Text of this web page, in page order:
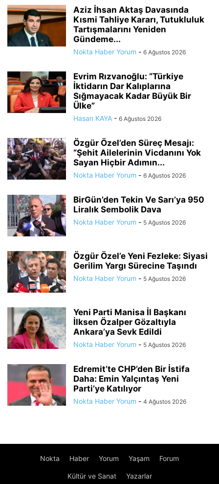
Aziz İhsan Aktaş Davasında
Kısmi Tahliye Kararı, Tutukluluk
Tartışmalarını Yeniden
Gündeme...
Nokta Haber Yorum - 6 Ağustos 2026
Evrim Rızvanoğlu: “Türkiye
İktidarın Dar Kalıplarına
Sığmayacak Kadar Büyük Bir
Ülke”
Hasan KAYA - 6 Ağustos 2026
Özgür Özel’den Süreç Mesajı:
“Şehit Ailelerinin Vicdanını Yok
Sayan Hiçbir Adımın...
Nokta Haber Yorum - 6 Ağustos 2026
BirGün’den Tekin Ve Sarı’ya 950
Liralık Sembolik Dava
Nokta Haber Yorum - 5 Ağustos 2026
Özgür Özel’e Yeni Fezleke: Siyasi
Gerilim Yargı Sürecine Taşındı
Nokta Haber Yorum - 5 Ağustos 2026
Yeni Parti Manisa İl Başkanı
İlksen Özalper Gözaltıyla
Ankara’ya Sevk Edildi
Nokta Haber Yorum - 5 Ağustos 2026
Edremit’te CHP’den Bir İstifa
Daha: Emin Yalçıntaş Yeni
Parti’ye Katılıyor
Nokta Haber Yorum - 4 Ağustos 2026
Nokta Haber Yorum Yaşam Forum
Kültür ve Sanat Yazarlar